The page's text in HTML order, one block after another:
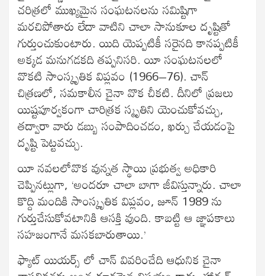
చరిత్రలో ముఖ్యమైన సంఘటనలను సమిష్టిగా
మరచిపోతారు లేదా వాటిని చాలా సానుకూల దృష్టితో
గుర్తుంచుకుంటారు. యిది యెప్పటికీ సరైనది కానప్పటికీ
అక్కడ మనుగడకది తప్పనిసరి. యీ సంఘటనలలో
వొకటి సాంస్కృతిక విప్లవం (1966–76). చాన్
చిత్రణలో, సమకాలీన చైనా వొక చీకటి. దీనిలో ప్రజలు
యిష్టపూర్వకంగా చారిత్రక స్మృతిని యెంచుకోవచ్చు,
తద్వారా వారు డబ్బు సంపాదించడం, ఖర్చు చేయడంపై
దృష్టి పెట్టవచ్చు.
యీ నవలలోవొక వున్నత స్థాయి ప్రభుత్వ అధికారి
చెప్పినట్లుగా, ‘అందరూ చాలా బాగా జీవిస్తున్నారు. చాలా
కొద్ది మందికి సాంస్కృతిక విప్లవం, జూన్ 1989 ను
గుర్తుచేసుకోవటానికి ఆసక్తి వుంది. కాబట్టి ఆ జ్ఞాపకాలు
సహజంగానే మసకబారుతాయి.’
ఫ్యాట్ యియర్స్ లో చాన్ వివరించేది ఆధునిక చైనా